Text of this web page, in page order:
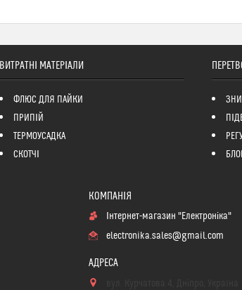
ВИТРАТНІ МАТЕРІАЛИ
ФЛЮС ДЛЯ ПАЙКИ
ПРИПІЙ
ТЕРМОУСАДКА
СКОТЧІ
Інтернет-магазин "Електроніка"
electronika.sales@gmail.com